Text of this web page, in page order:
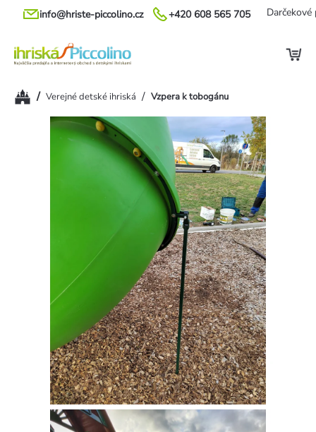
Prejsť
+420 608 565 705
info@hriste-piccolino.cz Darčekové
Domov
/ Verejné detské ihriská / Vzpera k tobogánu